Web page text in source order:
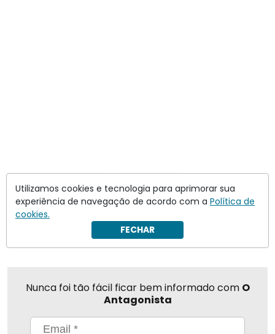
Compartilhar
Nunca foi tão fácil ficar bem informado com O
Antagonista
Utilizamos cookies e tecnologia para aprimorar sua
experiência de navegação de acordo com a Política de
cookies.
FECHAR